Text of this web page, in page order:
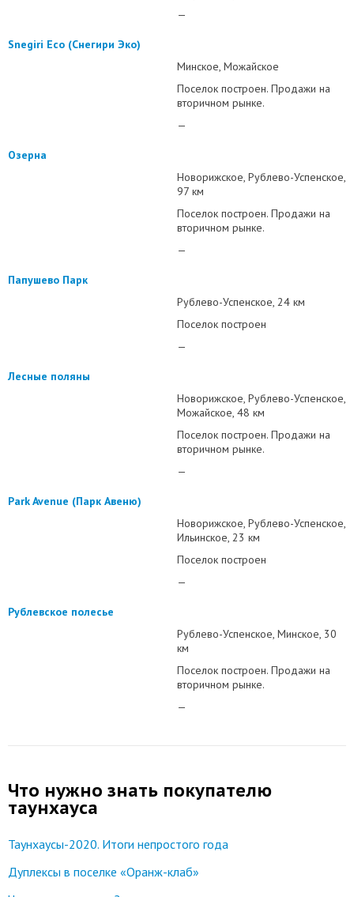
—
Snegiri Eco (Снегири Эко)
Минское Можайское
Поселок построен. Продажи на
вторичном рынке.
—
Озерна
Новорижское Рублево-Успенское
97 км
Поселок построен. Продажи на
вторичном рынке.
—
Папушево Парк
Рублево-Успенское 24 км
Поселок построен
—
Лесные поляны
Новорижское Рублево-Успенское
Можайское 48 км
Поселок построен. Продажи на
вторичном рынке.
—
Park Avenue (Парк Авеню)
Новорижское Рублево-Успенское
Ильинское 23 км
Поселок построен
—
Рублевское полесье
Рублево-Успенское Минское 30
км
Поселок построен. Продажи на
вторичном рынке.
—
Что нужно знать покупателю
таунхауса
Таунхаусы-2020. Итоги непростого года
Дуплексы в поселке «Оранж-клаб»